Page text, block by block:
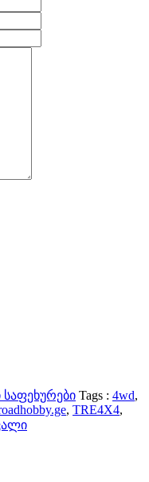
Tags : 4wd,
, TRE4X4,